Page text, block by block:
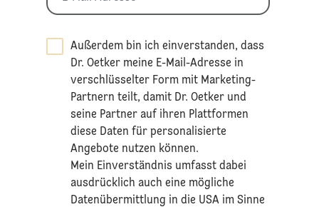
Außerdem bin ich einverstanden, dass
Dr. Oetker meine E-Mail-Adresse in
verschlüsselter Form mit Marketing-
Partnern teilt, damit Dr. Oetker und
seine Partner auf ihren Plattformen
diese Daten für personalisierte
Angebote nutzen können.
Mein Einverständnis umfasst dabei
ausdrücklich auch eine mögliche
Datenübermittlung in die USA im Sinne